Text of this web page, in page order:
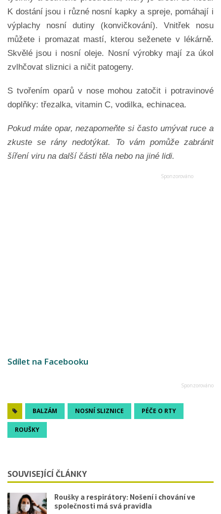
K dostání jsou i různé nosní kapky a spreje, pomáhají i
výplachy nosní dutiny (konvičkování). Vnitřek nosu
můžete i promazat mastí, kterou seženete v lékárně.
Skvělé jsou i nosní oleje. Nosní výrobky mají za úkol
zvlhčovat sliznici a ničit patogeny.
S tvořením oparů v nose mohou zatočit i potravinové
doplňky: třezalka, vitamin C, vodilka, echinacea.
Pokud máte opar, nezapomeňte si často umývat ruce a
zkuste se rány nedotýkat. To vám pomůže zabránit
šíření viru na další části těla nebo na jiné lidi.
Sdílet na Facebooku
BALZÁM NOSNÍ SLIZNICE PÉČE O RTY
ROUŠKY
SOUVISEJÍCÍ ČLÁNKY
Roušky a respirátory: Nošení i chování ve
společnosti má svá pravidla